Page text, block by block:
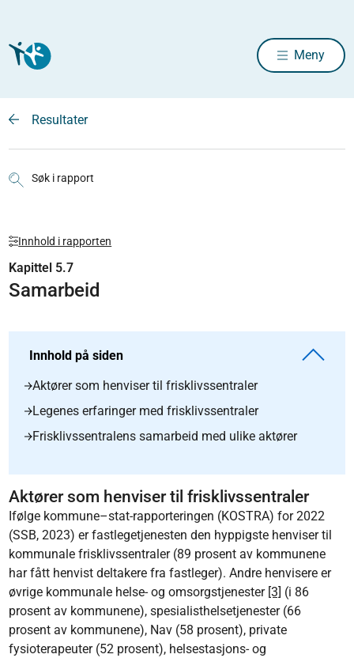
Meny
Resultater
Søk i rapport
Innhold i rapporten
Kapittel 5.7
Samarbeid
Innhold på siden
Aktører som henviser til frisklivssentraler
Legenes erfaringer med frisklivssentraler
Frisklivssentralens samarbeid med ulike aktører
Aktører som henviser til frisklivssentraler
Ifølge kommune–stat-rapporteringen (KOSTRA) for 2022
(SSB, 2023) er fastlegetjenesten den hyppigste henviser til
kommunale frisklivssentraler (89 prosent av kommunene
har fått henvist deltakere fra fastleger). Andre henvisere er
øvrige kommunale helse- og omsorgstjenester [3] (i 86
prosent av kommunene), spesialisthelsetjenester (66
prosent av kommunene), Nav (58 prosent), private
fysioterapeuter (52 prosent), helsestasjons- og